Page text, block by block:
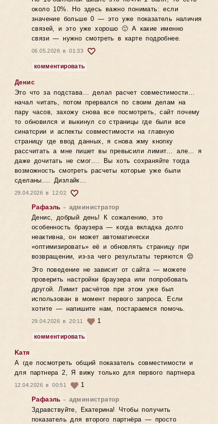
около 10%. Но здесь важно понимать: если
значение больше 0 — это уже показатель наличия
связей, и это уже хорошо 🙂 А какие именно
связи — нужно смотреть в карте подробнее.
06.05.2026 в 01:33
комментировать
Денис
Это что за подстава… делал расчет совместимости…
начал читать, потом прервался по своим делам на
пару часов, захожу снова все посмотреть, сайт почему
то обновился и выкинул со страницы где были все
синатсрии и аспекты совместимости на главную
страницу где ввод данных, я снова жму кнопку
рассчитать а мне пишет вы превысили лимит… але… я
даже дочитать не смог…. Вы хоть сохраняйте тогда
возможность смотреть расчеты которые уже были
сделаны…. Дизлайк…
29.04.2026 в 12:02
Рафаэль - администратор
Денис, добрый день! К сожалению, это
особенность браузера — когда вкладка долго
неактивна, он может автоматически
«оптимизировать» её и обновлять страницу при
возвращении, из-за чего результаты теряются 😔
Это поведение не зависит от сайта — можете
проверить настройки браузера или попробовать
другой. Лимит расчётов при этом уже был
использован в момент первого запроса. Если
хотите — напишите нам, постараемся помочь.
29.04.2026 в 20:11 1
комментировать
Kатя
А где посмотреть общий показатель совместимости и
для партнера 2, Я вижу только для первого партнера
12.04.2026 в 00:51
1
Рафаэль - администратор
Здравствуйте, Екатерина! Чтобы получить
показатель для второго партнёра — просто